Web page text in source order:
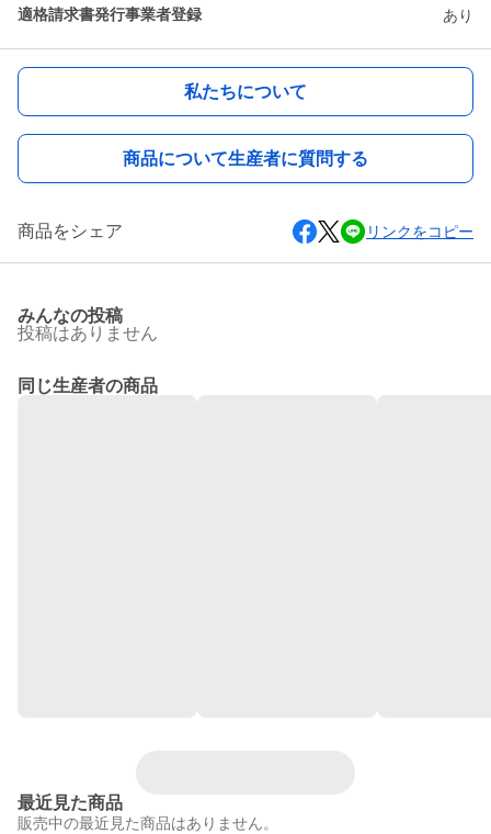
適格請求書発行事業者登録 あり
私たちについて
商品について生産者に質問する
商品をシェア リンクをコピー
みんなの投稿
投稿はありません
同じ生産者の商品
最近見た商品
販売中の最近見た商品はありません。